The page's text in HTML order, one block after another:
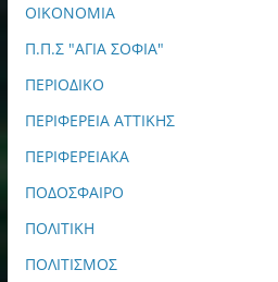
ΟΙΚΟΝΟΜΙΑ
Π.Π.Σ "ΑΓΙΑ ΣΟΦΙΑ"
ΠΕΡΙΟΔΙΚΟ
ΠΕΡΙΦΕΡΕΙΑ ΑΤΤΙΚΗΣ
ΠΕΡΙΦΕΡΕΙΑΚΑ
ΠΟΔΟΣΦΑΙΡΟ
ΠΟΛΙΤΙΚΗ
ΠΟΛΙΤΙΣΜΟΣ